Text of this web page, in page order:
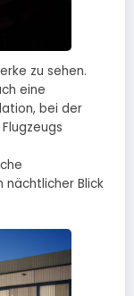
zu sehen.
eine
bei der
nächtlicher Blick